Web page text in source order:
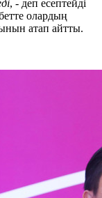
, - деп есептейді
олардың
атап айтты.